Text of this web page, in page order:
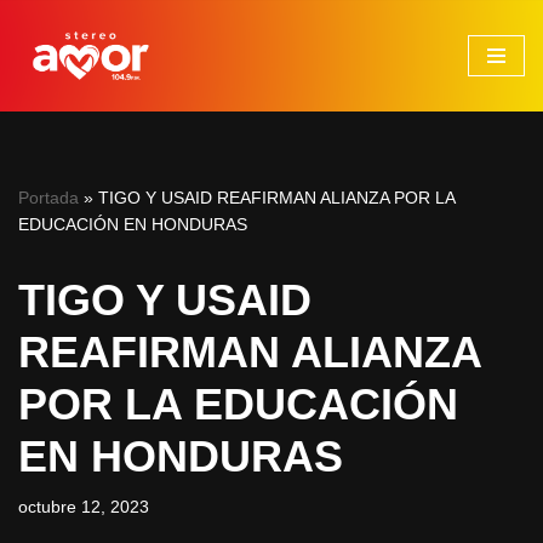
Saltar
Portada » TIGO Y USAID REAFIRMAN ALIANZA POR LA
EDUCACIÓN EN HONDURAS
TIGO Y USAID
REAFIRMAN ALIANZA
POR LA EDUCACIÓN
EN HONDURAS
octubre 12, 2023